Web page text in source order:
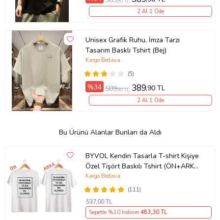
2 Al 1 Öde
Unisex Grafik Ruhu, İmza Tarzı
Tasarım Basklı Tshirt (Bej)
(5)
Kargo Bedava
%34 589,90 TL 389,90 TL
2 Al 1 Öde
Bu Ürünü Alanlar Bunları da Aldı
BYVOL Kendin Tasarla T-shirt Kişiye
Özel Tişört Baskılı Tshirt (ÖN+ARKA
BASKI) (Beyaz)
(111)
Kargo Bedava
537,00 TL
Sepette %10 İndirim 483,30 TL